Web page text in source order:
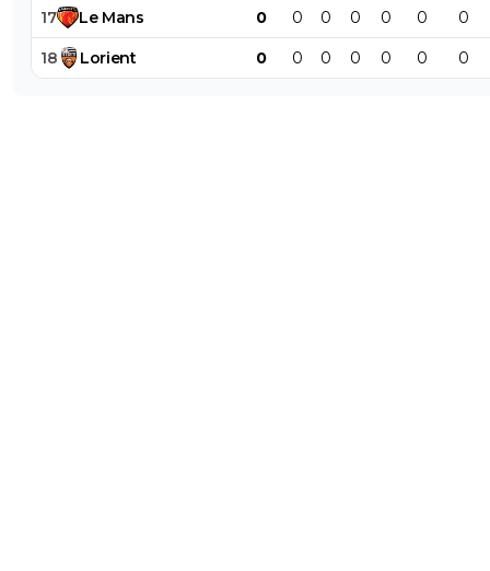
17 Le Mans 0 0 0 0 0 0 0
18 Lorient 0 0 0 0 0 0 0